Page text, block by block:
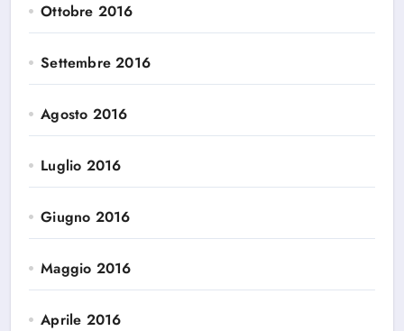
Ottobre 2016
Settembre 2016
Agosto 2016
Luglio 2016
Giugno 2016
Maggio 2016
Aprile 2016